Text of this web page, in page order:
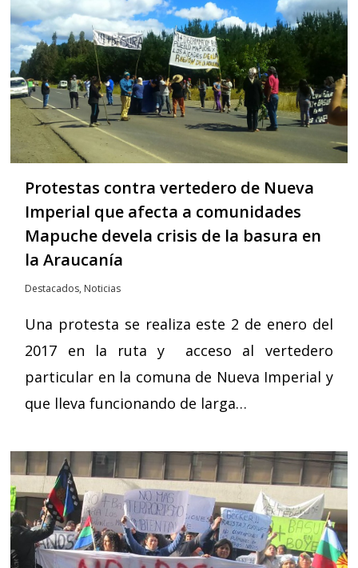
Protestas contra vertedero de Nueva
Imperial que afecta a comunidades
Mapuche devela crisis de la basura en
la Araucanía
Destacados, Noticias
Una protesta se realiza este 2 de enero del
2017 en la ruta y acceso al vertedero
particular en la comuna de Nueva Imperial y
que lleva funcionando de larga…